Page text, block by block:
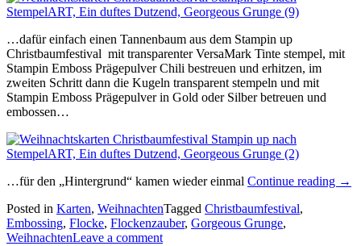
…dafür einfach einen Tannenbaum aus dem Stampin up
Christbaumfestival mit transparenter VersaMark Tinte stempel, mit
Stampin Emboss Prägepulver Chili bestreuen und erhitzen, im
zweiten Schritt dann die Kugeln transparent stempeln und mit
Stampin Emboss Prägepulver in Gold oder Silber betreuen und
embossen…
…für den „Hintergrund“ kamen wieder einmal Continue reading →
Posted in Karten, WeihnachtenTagged Christbaumfestival,
Embossing, Flocke, Flockenzauber, Gorgeous Grunge,
WeihnachtenLeave a comment